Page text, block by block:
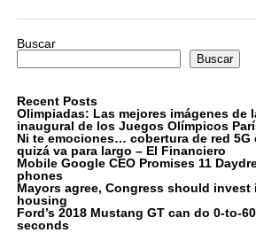
Buscar
Buscar
Recent Posts
Olimpiadas: Las mejores imágenes de
inaugural de los Juegos Olímpicos
Ni te emociones… cobertura de red 5G
quizá va para largo – El Financiero
Mobile Google CEO Promises 11
phones
Mayors agree, Congress should invest
housing
Ford’s 2018 Mustang GT can do 0-to-
seconds